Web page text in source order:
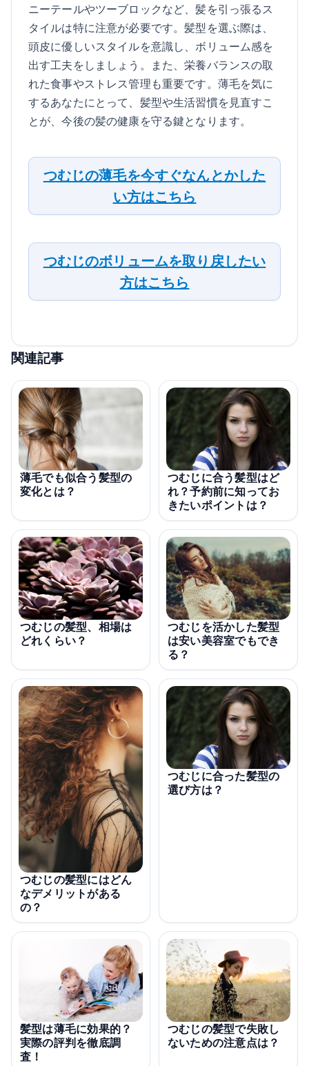
ニーテールやツーブロックなど、髪を引っ張るス
タイルは特に注意が必要です。髪型を選ぶ際は、
頭皮に優しいスタイルを意識し、ボリューム感を
出す工夫をしましょう。また、栄養バランスの取
れた食事やストレス管理も重要です。薄毛を気に
するあなたにとって、髪型や生活習慣を見直すこ
とが、今後の髪の健康を守る鍵となります。
つむじの薄毛を今すぐなんとかした
い方はこちら
つむじのボリュームを取り戻したい
方はこちら
関連記事
薄毛でも似合う髪型の
変化とは？
つむじに合う髪型はど
れ？予約前に知ってお
きたいポイントは？
つむじの髪型、相場は
どれくらい？
つむじを活かした髪型
は安い美容室でもでき
る？
つむじの髪型にはどん
なデメリットがある
の？
つむじに合った髪型の
選び方は？
髪型は薄毛に効果的？
実際の評判を徹底調
査！
つむじの髪型で失敗し
ないための注意点は？